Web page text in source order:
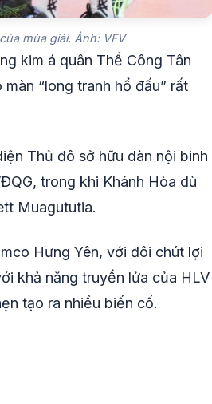
mùa giải. Ảnh: VFV
kim á quân Thể Công Tân
“long tranh hổ đấu” rất
Thủ đô sở hữu dàn nội binh
trong khi Khánh Hòa dù
Muagututia.
Hưng Yên, với đôi chút lợi
khả năng truyền lửa của HLV
tạo ra nhiều biến cố.